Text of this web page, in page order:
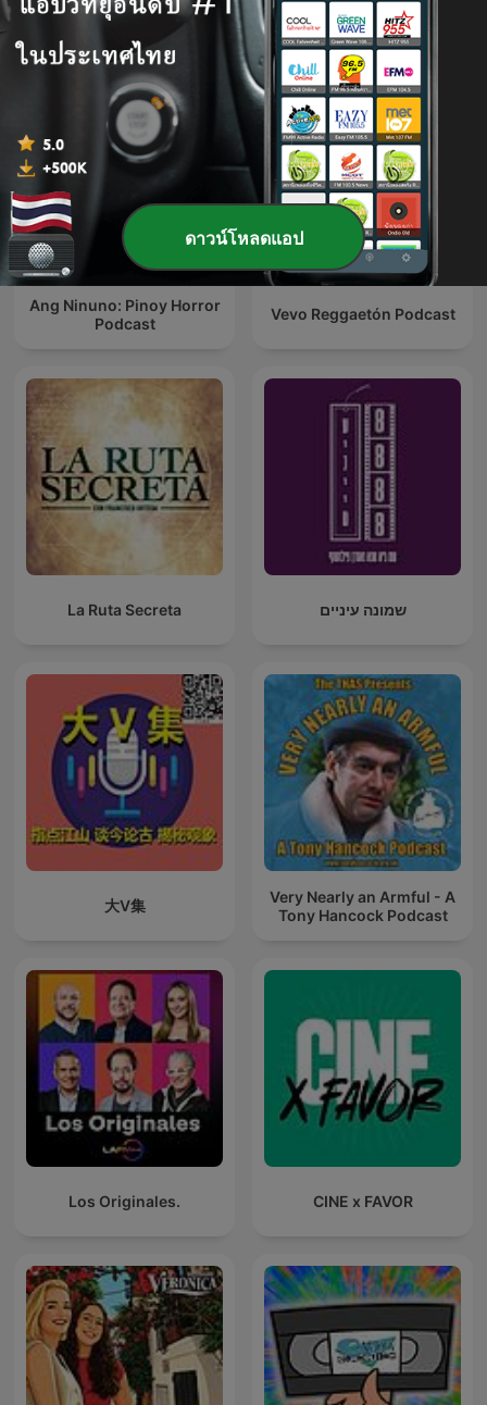
RNB Motion Podcast My Diary Animated Official
Ang Ninuno: Pinoy Horror
Podcast
Vevo Reggaetón Podcast
La Ruta Secreta שמונה עיניים
大V集
Very Nearly an Armful - A
Tony Hancock Podcast
Los Originales. CINE x FAVOR
ดาวน์โหลดแอป